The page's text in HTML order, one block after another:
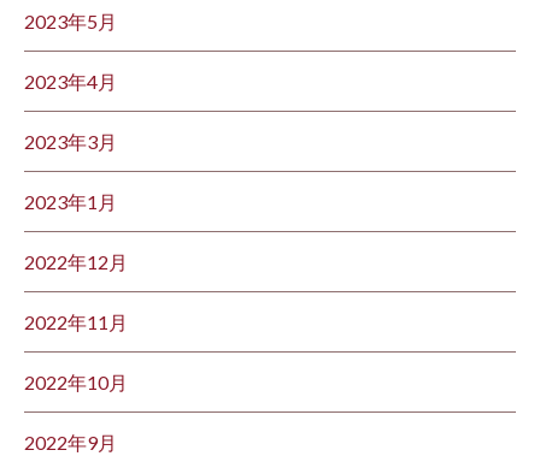
2023年5月
2023年4月
2023年3月
2023年1月
2022年12月
2022年11月
2022年10月
2022年9月